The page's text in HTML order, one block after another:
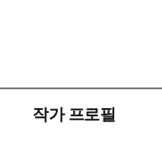
작가 프로필